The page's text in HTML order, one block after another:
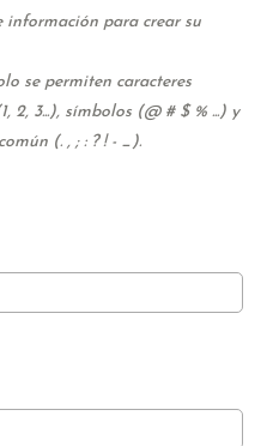
información para crear su
se permiten caracteres
2, 3...), símbolos (@ # $ % ...) y
(. , ; : ? ! - _).